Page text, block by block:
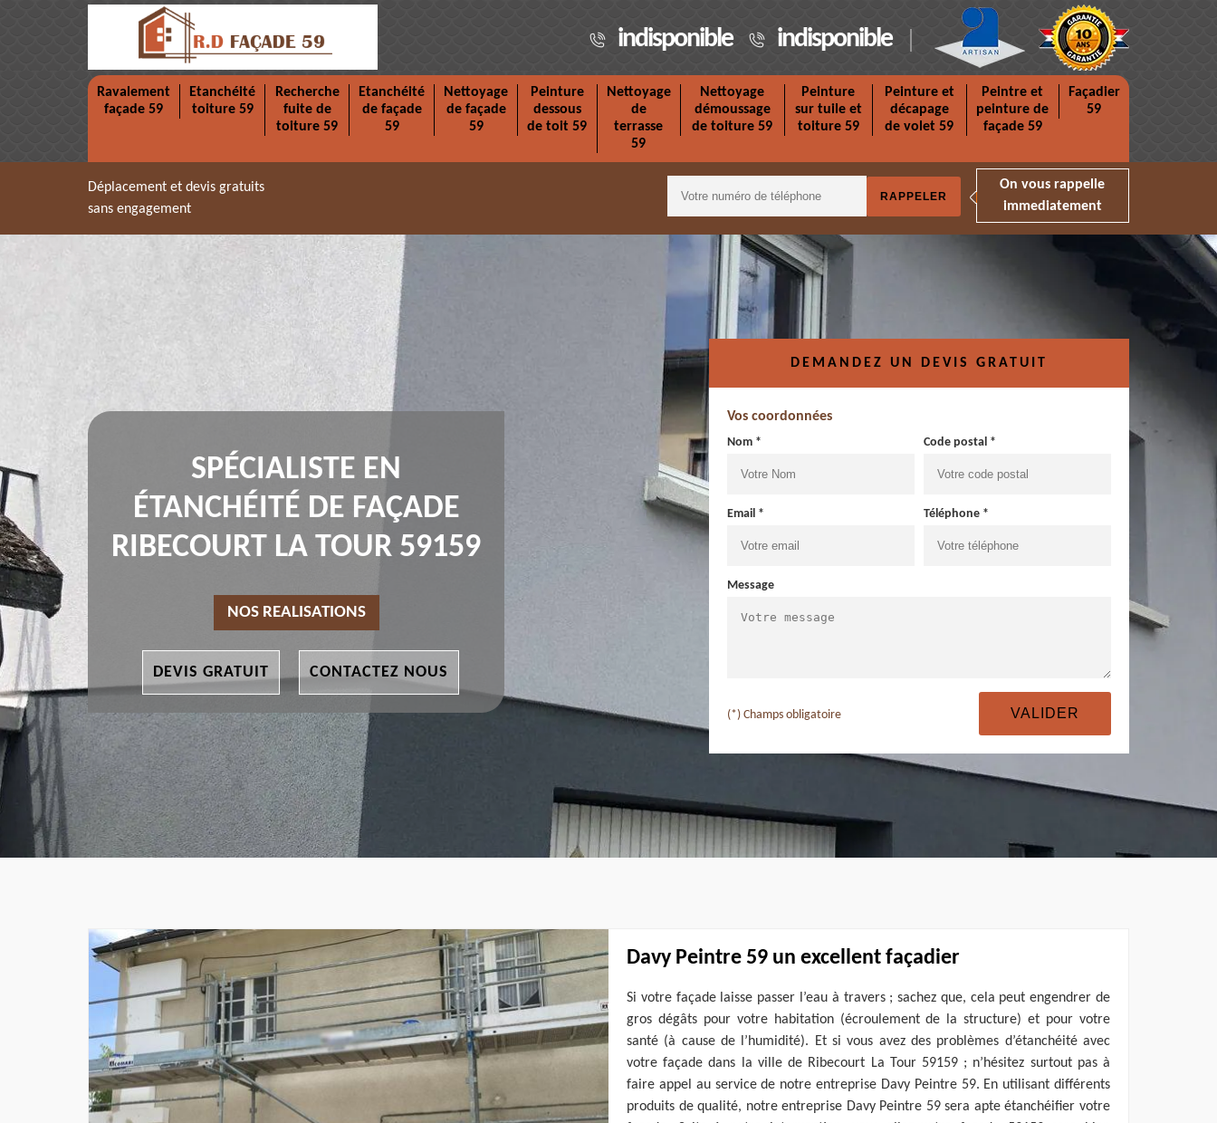
indisponible indisponible
Ravalement
façade 59
Etanchéité
toiture 59
Recherche
fuite de
toiture 59
Etanchéité
de façade
59
Nettoyage
de façade
59
Peinture
dessous
de toit 59
Nettoyage
de
terrasse
59
Nettoyage
démoussage
de toiture 59
Peinture
sur tuile et
toiture 59
Peinture et
décapage
de volet 59
Peintre et
peinture de
façade 59
Façadier
59
Déplacement et devis gratuits
sans engagement
On vous rappelle
immediatement
SPÉCIALISTE EN
ÉTANCHÉITÉ DE FAÇADE
RIBECOURT LA TOUR 59159
NOS REALISATIONS
DEVIS GRATUIT CONTACTEZ NOUS
DEMANDEZ UN DEVIS GRATUIT
Vos coordonnées
Nom * Code postal *
Email * Téléphone *
Message
(*) Champs obligatoire
Davy Peintre 59 un excellent façadier
Si votre façade laisse passer l’eau à travers ; sachez que, cela peut engendrer de
gros dégâts pour votre habitation (écroulement de la structure) et pour votre
santé (à cause de l’humidité). Et si vous avez des problèmes d’étanchéité avec
votre façade dans la ville de Ribecourt La Tour 59159 ; n’hésitez surtout pas à
faire appel au service de notre entreprise Davy Peintre 59. En utilisant différents
produits de qualité, notre entreprise Davy Peintre 59 sera apte étanchéifier votre